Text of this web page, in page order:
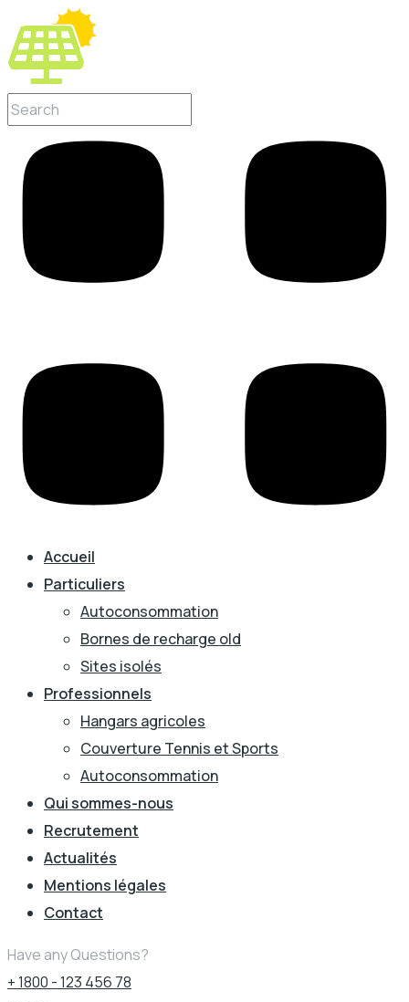
Accueil
Particuliers
Autoconsommation
Bornes de recharge old
Sites isolés
Professionnels
Hangars agricoles
Couverture Tennis et Sports
Autoconsommation
Qui sommes-nous
Recrutement
Actualités
Mentions légales
Contact
Have any Questions?
+ 1800 - 123 456 78